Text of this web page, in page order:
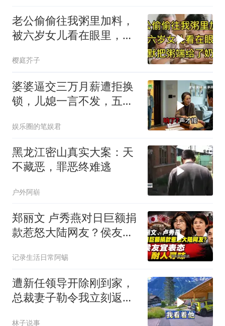
老公偷偷往我粥里加料，
被六岁女儿看在眼里，默
樱庭芥子
婆婆逼交三万月薪遭拒换
锁，儿媳一言不发，五天
娱乐圈的笔娱君
黑龙江密山真实大案：天
不藏恶，罪恶终难逃
户外阿崭
郑丽文 卢秀燕对日巨额捐
款惹怒大陆网友？侯友宜
记录生活日常阿蜴
遭新任领导开除刚到家，
总裁妻子勒令我立刻返
林子说事